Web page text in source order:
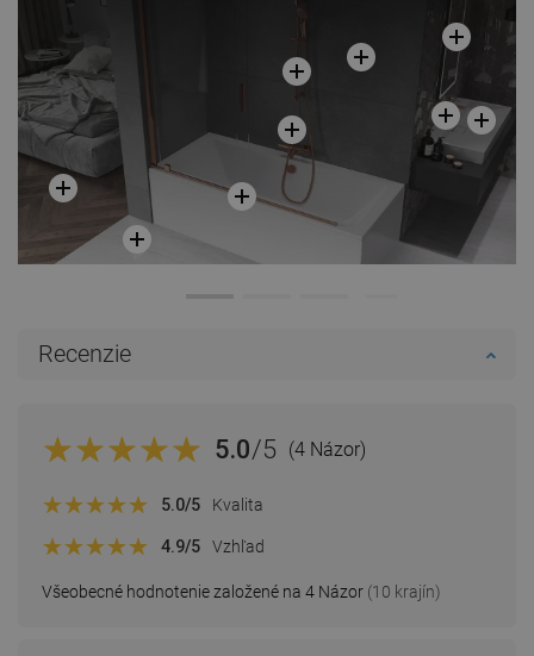
Recenzie
5.0/5 (4 Názor)
Všeobecné hodnotenie založené na 4 Názor (10 krajín)
5.0/5 Kvalita
4.9/5 Vzhľad